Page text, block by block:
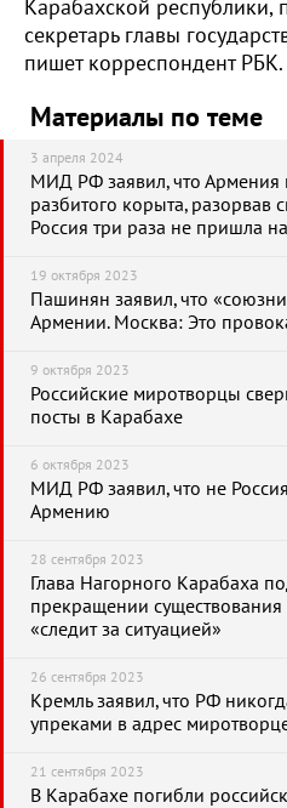
Карабахской республики,
секретарь главы
пишет корреспондент РБК.
Материалы по теме
3 апреля 2024
МИД РФ заявил, что Армения
разбитого корыта,
Россия три раза не пришла
19 октября 2023
Пашинян заявил, что
Армении. Москва: Это
9 октября 2023
Российские миротворцы
посты в Карабахе
6 октября 2023
МИД РФ заявил, что не
Армению
28 сентября 2023
Глава Нагорного Карабаха
прекращении
«следит за ситуацией»
26 сентября 2023
Кремль заявил, что РФ
упреками в адрес
21 сентября 2023
В Карабахе погибли